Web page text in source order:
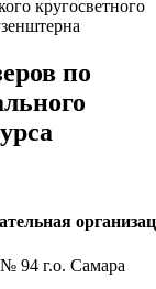
кругосветного
по
94 г.о. Самара